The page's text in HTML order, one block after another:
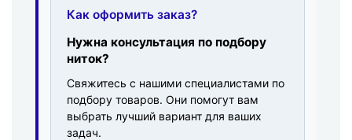
Как оформить заказ?
Нужна консультация по подбору
ниток?
Свяжитесь с нашими специалистами по
подбору товаров. Они помогут вам
выбрать лучший вариант для ваших
задач.